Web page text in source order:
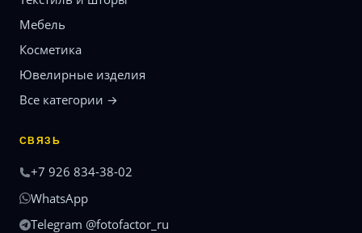
Мебель
Косметика
Ювелирные изделия
Все категории →
СВЯЗЬ
+7 926 834-38-02
WhatsApp
Telegram @fotofactor_ru